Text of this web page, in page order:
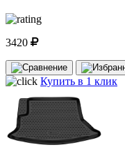
3420
Купить в 1 клик